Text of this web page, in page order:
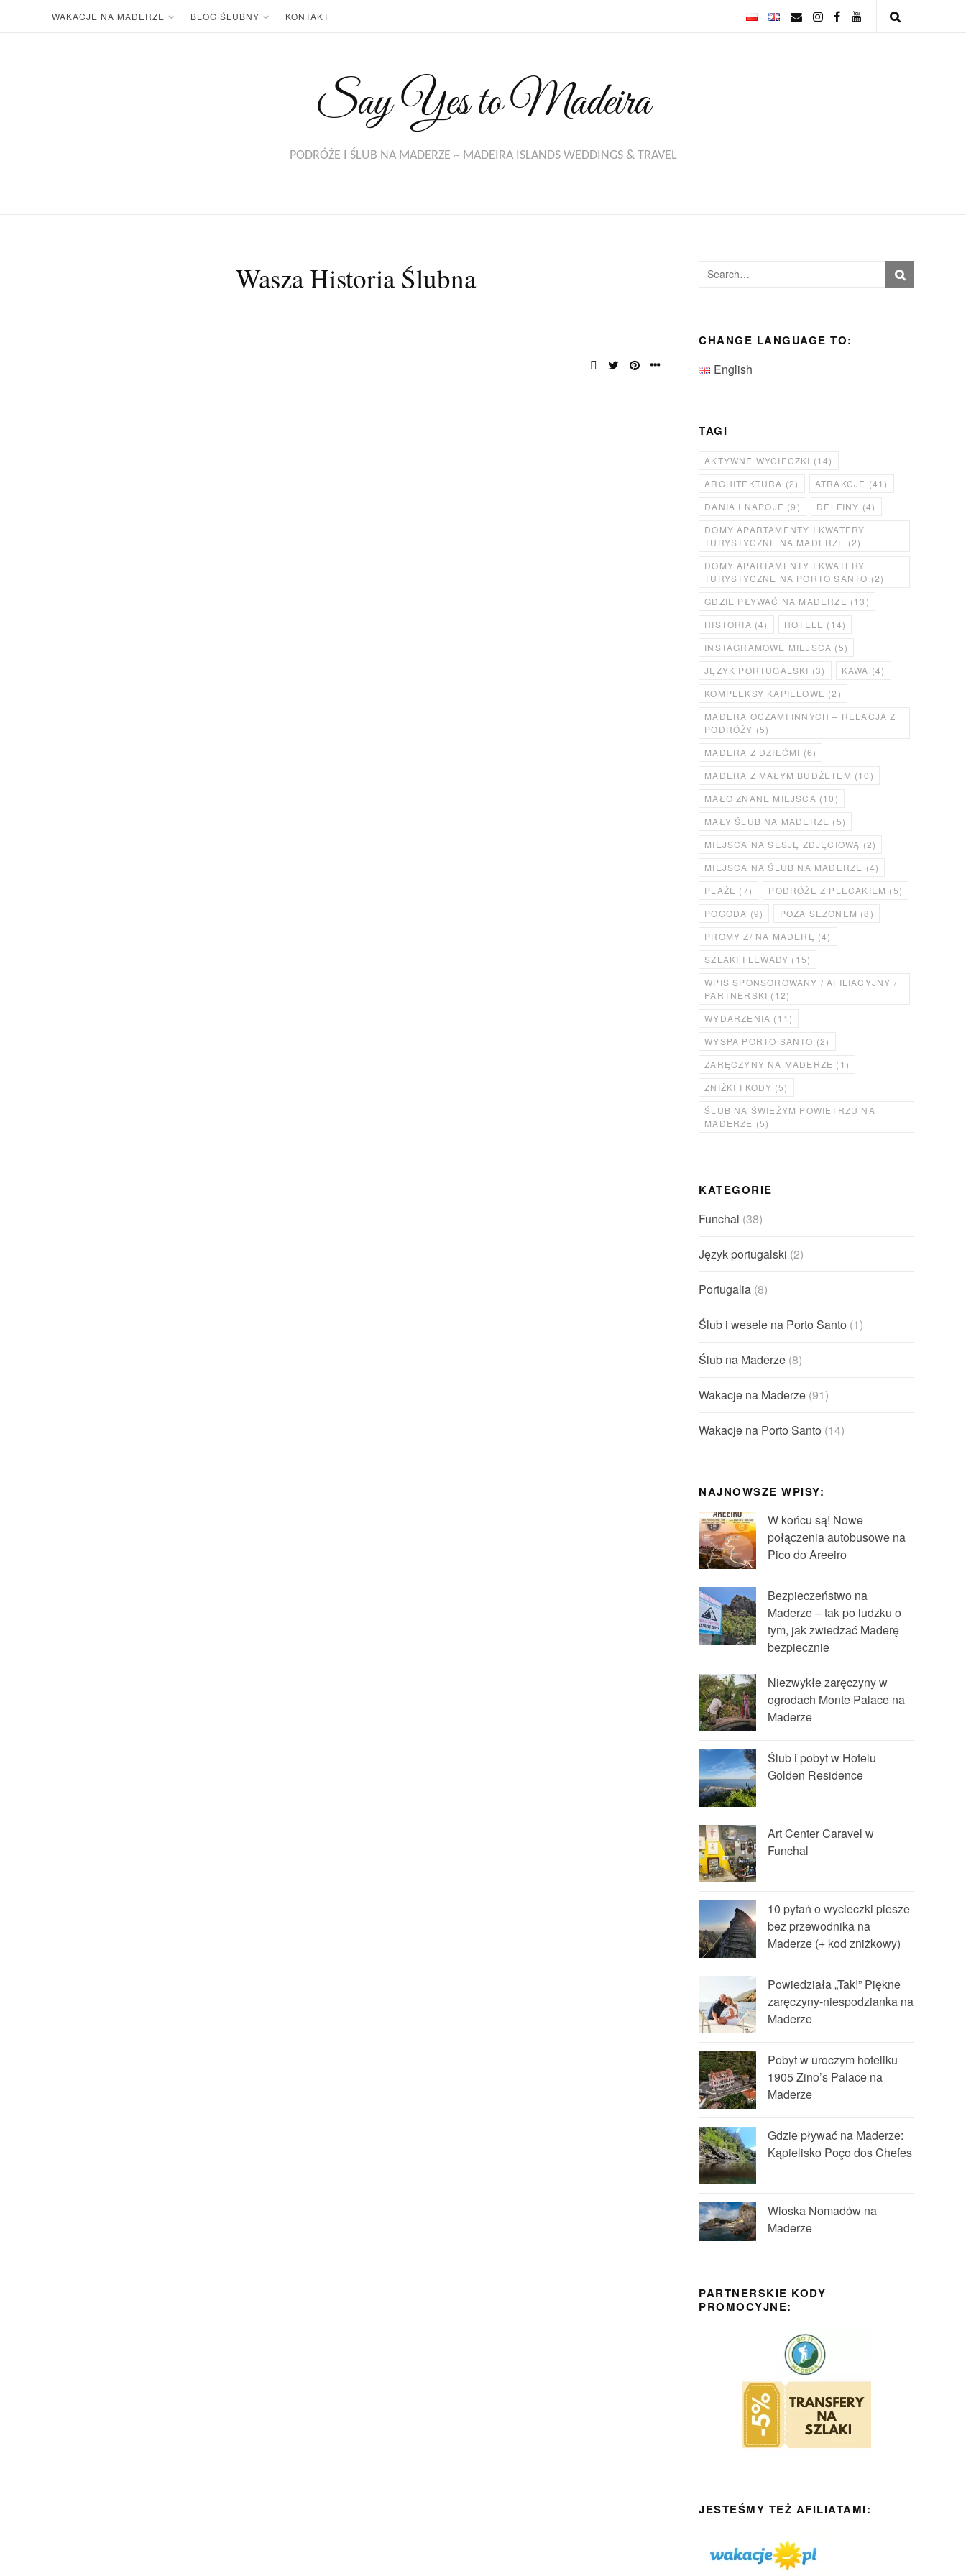
WAKACJE NA MADERZE BLOG ŚLUBNY KONTAKT
Say Yes to Madeira
PODRÓŻE I ŚLUB NA MADERZE ~ MADEIRA ISLANDS WEDDINGS & TRAVEL
Wasza Historia Ślubna
CHANGE LANGUAGE TO:
English
TAGI
AKTYWNE WYCIECZKI (14)
ARCHITEKTURA (2) ATRAKCJE (41)
DANIA I NAPOJE (9) DELFINY (4)
DOMY APARTAMENTY I KWATERY
TURYSTYCZNE NA MADERZE (2)
DOMY APARTAMENTY I KWATERY
TURYSTYCZNE NA PORTO SANTO (2)
GDZIE PŁYWAĆ NA MADERZE (13)
HISTORIA (4) HOTELE (14)
INSTAGRAMOWE MIEJSCA (5)
JĘZYK PORTUGALSKI (3) KAWA (4)
KOMPLEKSY KĄPIELOWE (2)
MADERA OCZAMI INNYCH – RELACJA Z
PODRÓŻY (5)
MADERA Z DZIEĆMI (6)
MADERA Z MAŁYM BUDŻETEM (10)
MAŁO ZNANE MIEJSCA (10)
MAŁY ŚLUB NA MADERZE (5)
MIEJSCA NA SESJĘ ZDJĘCIOWĄ (2)
MIEJSCA NA ŚLUB NA MADERZE (4)
PLAŻE (7) PODRÓŻE Z PLECAKIEM (5)
POGODA (9) POZA SEZONEM (8)
PROMY Z/ NA MADERĘ (4)
SZLAKI I LEWADY (15)
WPIS SPONSOROWANY / AFILIACYJNY /
PARTNERSKI (12)
WYDARZENIA (11)
WYSPA PORTO SANTO (2)
ZARĘCZYNY NA MADERZE (1)
ZNIŻKI I KODY (5)
ŚLUB NA ŚWIEŻYM POWIETRZU NA
MADERZE (5)
KATEGORIE
Funchal (38)
Język portugalski (2)
Portugalia (8)
Ślub i wesele na Porto Santo (1)
Ślub na Maderze (8)
Wakacje na Maderze (91)
Wakacje na Porto Santo (14)
NAJNOWSZE WPISY:
W końcu są! Nowe
połączenia autobusowe na
Pico do Areeiro
Bezpieczeństwo na
Maderze – tak po ludzku o
tym, jak zwiedzać Maderę
bezpiecznie
Niezwykłe zaręczyny w
ogrodach Monte Palace na
Maderze
Ślub i pobyt w Hotelu
Golden Residence
Art Center Caravel w
Funchal
10 pytań o wycieczki piesze
bez przewodnika na
Maderze (+ kod zniżkowy)
Powiedziała „Tak!” Piękne
zaręczyny-niespodzianka na
Maderze
Pobyt w uroczym hoteliku
1905 Zino’s Palace na
Maderze
Gdzie pływać na Maderze:
Kąpielisko Poço dos Chefes
Wioska Nomadów na
Maderze
PARTNERSKIE KODY
PROMOCYJNE:
JESTEŚMY TEŻ AFILIATAMI: